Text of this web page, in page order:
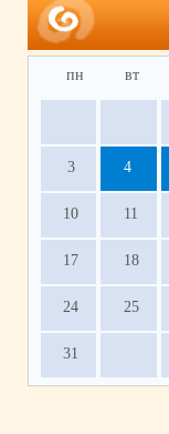
пн вт
3 4
10 11
17 18
24 25
31